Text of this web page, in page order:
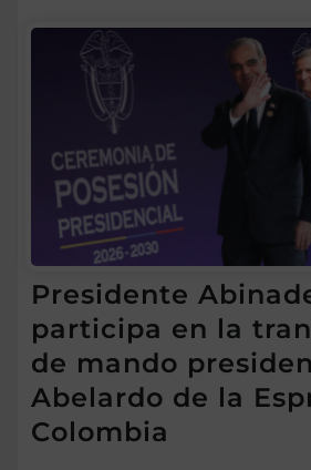
Presidente
participa en la
de mando
Abelardo de la
Colombia